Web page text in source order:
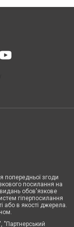
попередньої згоди
посилання на
обов'язкове
гіперпосилання
або в якості джерела.
"Партнерський